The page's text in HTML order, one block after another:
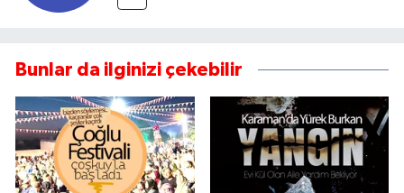
Bunlar da ilginizi çekebilir